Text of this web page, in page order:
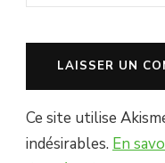
Ce site utilise
indésirables. En